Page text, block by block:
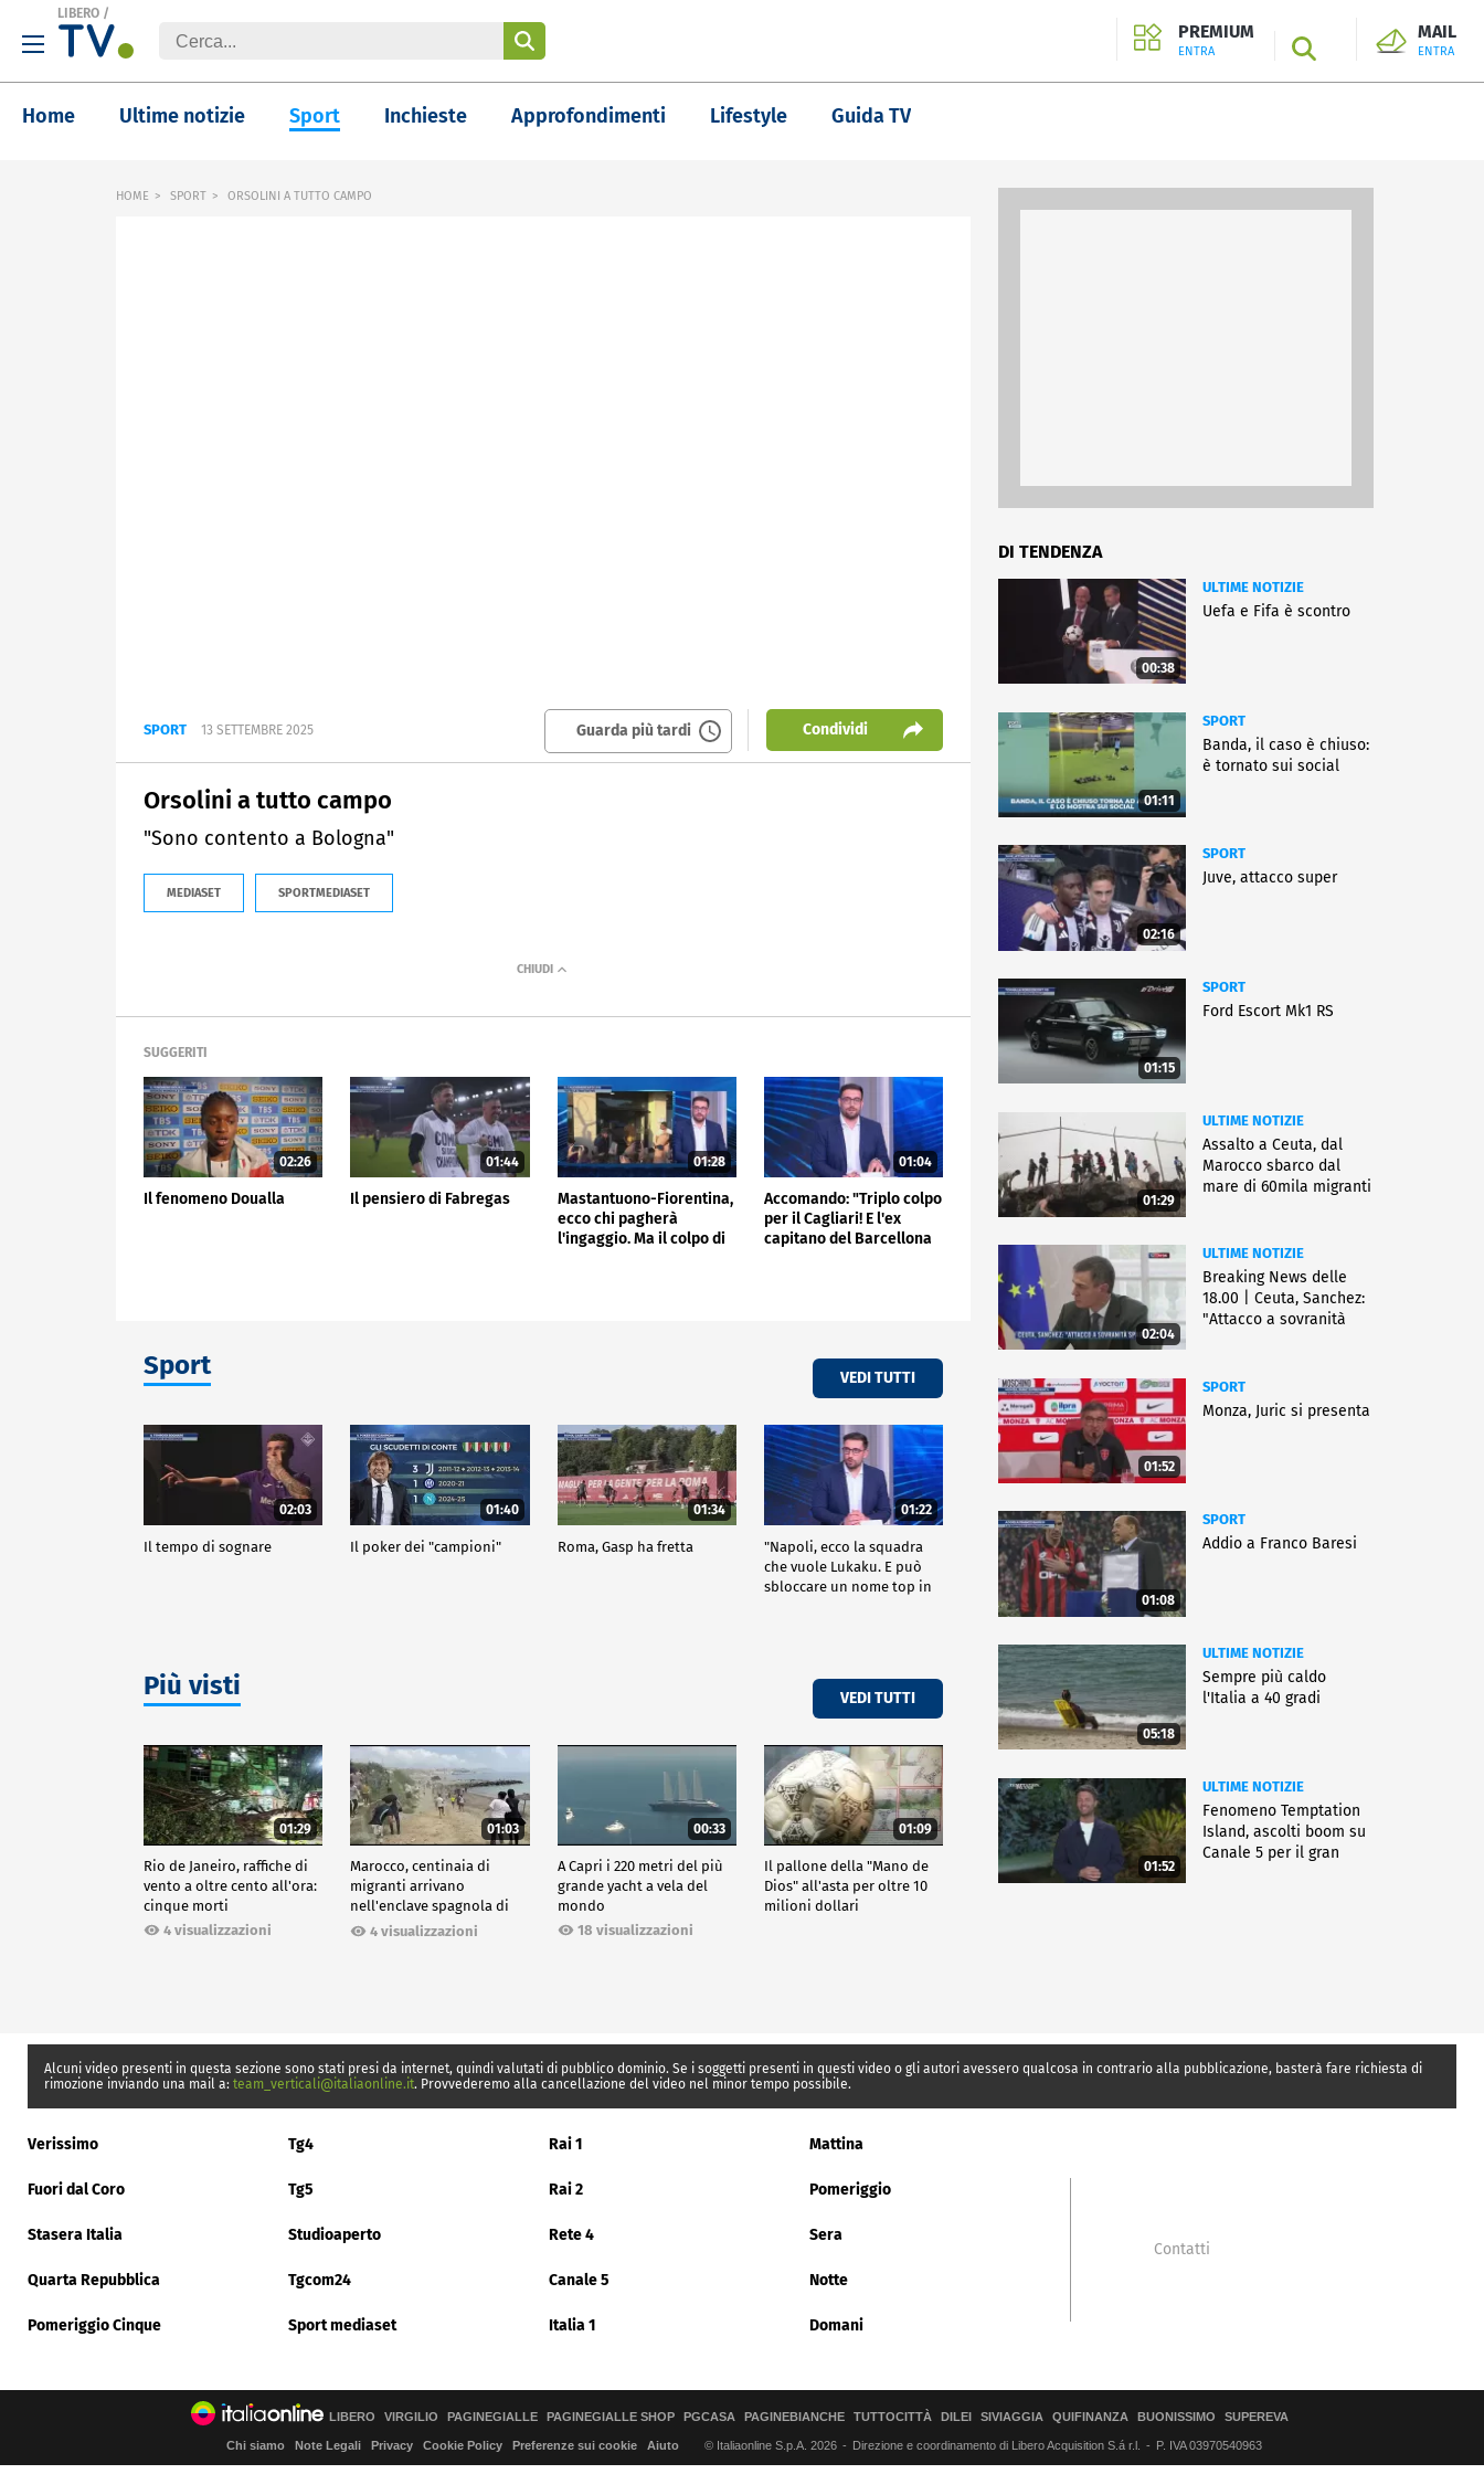
LIBERO /
PREMIUM
ENTRA SEARCH
MAIL
ENTRA
Home Ultime notizie Sport Inchieste Approfondimenti Lifestyle Guida TV
HOME SPORT ORSOLINI A TUTTO CAMPO
SPORT 13 SETTEMBRE 2025 Guarda più tardi Condividi
Orsolini a tutto campo
"Sono contento a Bologna"
MEDIASET SPORTMEDIASET
SUGGERITI
02:26
Il fenomeno Doualla
01:44
Il pensiero di Fabregas
01:28
Mastantuono-Fiorentina,
ecco chi pagherà
l'ingaggio. Ma il colpo di
01:04
Accomando: "Triplo colpo
per il Cagliari! E l'ex
capitano del Barcellona
Sport VEDI TUTTI
02:03
Il tempo di sognare
01:40
Il poker dei "campioni"
01:34
Roma, Gasp ha fretta
01:22
"Napoli, ecco la squadra
che vuole Lukaku. E può
sbloccare un nome top in
Più visti VEDI TUTTI
01:29
Rio de Janeiro, raffiche di
vento a oltre cento all'ora:
cinque morti
4 visualizzazioni
01:03
Marocco, centinaia di
migranti arrivano
nell'enclave spagnola di
Ceuta4 visualizzazioni
00:33
A Capri i 220 metri del più
grande yacht a vela del
mondo
18 visualizzazioni
01:09
Il pallone della "Mano de
Dios" all'asta per oltre 10
milioni dollari
DI TENDENZA
00:38
ULTIME NOTIZIE
Uefa e Fifa è scontro
01:11
SPORT
Banda, il caso è chiuso:
è tornato sui social
02:16
SPORT
Juve, attacco super
01:15
SPORT
Ford Escort Mk1 RS
01:29
ULTIME NOTIZIE
Assalto a Ceuta, dal
Marocco sbarco dal
mare di 60mila migranti
02:04
ULTIME NOTIZIE
Breaking News delle
18.00 | Ceuta, Sanchez:
"Attacco a sovranità
01:52
SPORT
Monza, Juric si presenta
01:08
SPORT
Addio a Franco Baresi
05:18
ULTIME NOTIZIE
Sempre più caldo
l'Italia a 40 gradi
01:52
ULTIME NOTIZIE
Fenomeno Temptation
Island, ascolti boom su
Canale 5 per il gran
Alcuni video presenti in questa sezione sono stati presi da internet, quindi valutati di pubblico dominio. Se i soggetti presenti in questi video o gli autori avessero qualcosa in contrario alla pubblicazione, basterà fare richiesta di
rimozione inviando una mail a: team_verticali@italiaonline.it. Provvederemo alla cancellazione del video nel minor tempo possibile.
Verissimo Tg4 Rai 1 Mattina
Fuori dal Coro Tg5 Rai 2 Pomeriggio
Stasera Italia Studioaperto Rete 4 Sera
Quarta Repubblica Tgcom24 Canale 5 Notte
Pomeriggio Cinque Sport mediaset Italia 1 Domani
Contatti
LIBERO VIRGILIO PAGINEGIALLE PAGINEGIALLE SHOP PGCASA PAGINEBIANCHE TUTTOCITTÀ DILEI SIVIAGGIA QUIFINANZA BUONISSIMO SUPEREVA
Chi siamo Note Legali Privacy Cookie Policy Preferenze sui cookie Aiuto © Italiaonline S.p.A. 2026 Direzione e coordinamento di Libero Acquisition S.á r.l. P. IVA 03970540963